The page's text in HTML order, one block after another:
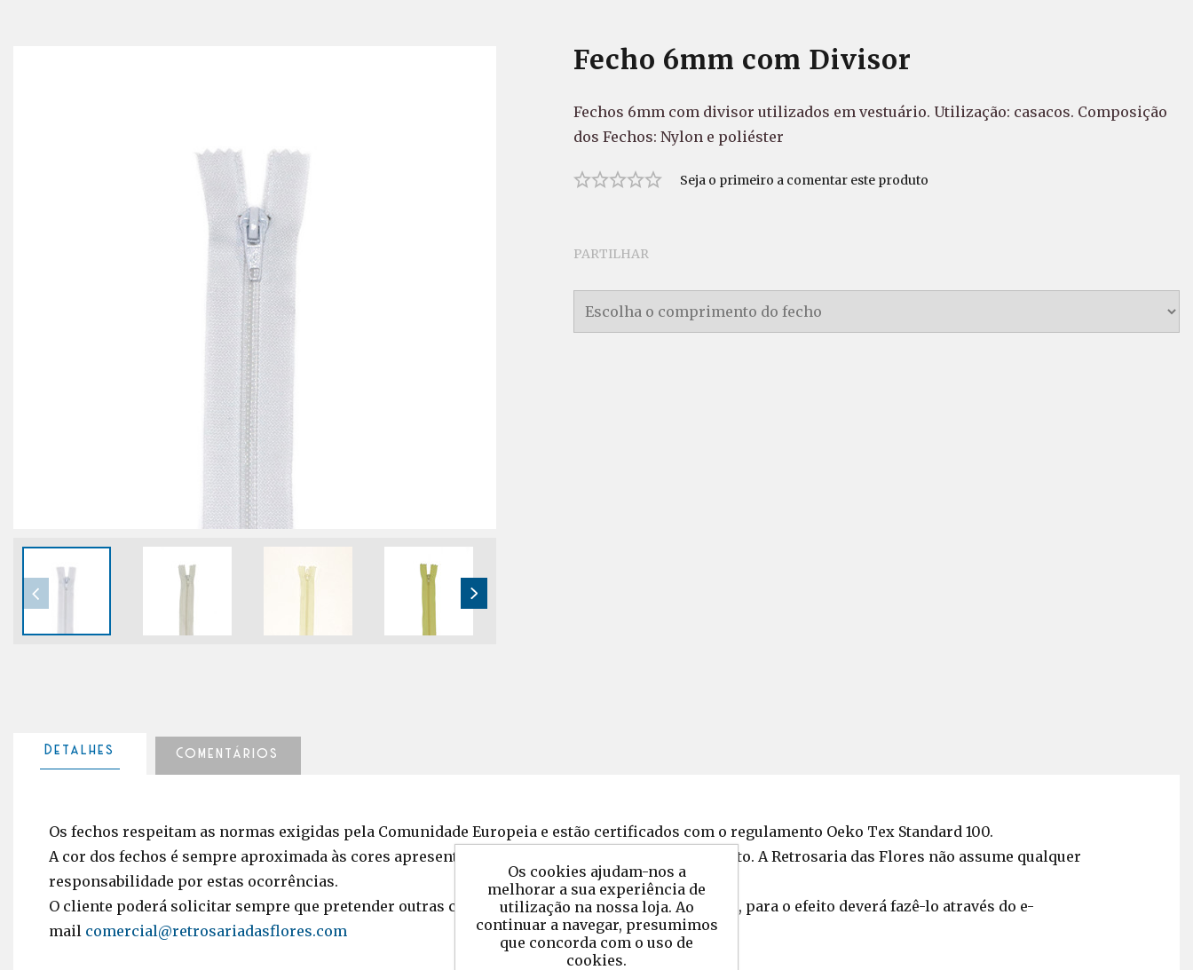
Fecho 6mm com Divisor
Fechos 6mm com divisor utilizados em vestuário. Utilização: casacos. Composição
dos Fechos: Nylon e poliéster
Seja o primeiro a comentar este produto
PARTILHAR
Detalhes Comentários
Os fechos respeitam as normas exigidas pela Comunidade Europeia e estão certificados com o regulamento Oeko Tex Standard 100.
A cor dos fechos é sempre aproximada às cores apresentadas, podendo ocorrer variações de tinto. A Retrosaria das Flores não assume qualquer
responsabilidade por estas ocorrências.
O cliente poderá solicitar sempre que pretender outras cores e medidas (sujeitas a confirmação), para o efeito deverá fazê-lo através do e-
mail comercial@retrosariadasflores.com
Os cookies ajudam-nos a
melhorar a sua experiência de
utilização na nossa loja. Ao
continuar a navegar, presumimos
que concorda com o uso de
cookies.